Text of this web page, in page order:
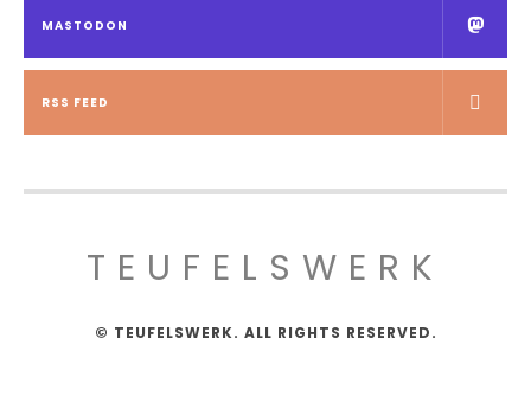
MASTODON
RSS FEED
TEUFELSWERK
© TEUFELSWERK. ALL RIGHTS RESERVED.